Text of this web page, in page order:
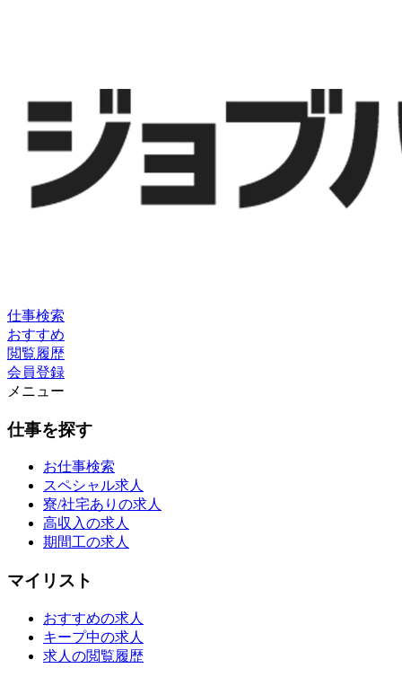
仕事検索
おすすめ
閲覧履歴
会員登録
メニュー
仕事を探す
お仕事検索
スペシャル求人
寮/社宅ありの求人
高収入の求人
期間工の求人
マイリスト
おすすめの求人
キープ中の求人
求人の閲覧履歴